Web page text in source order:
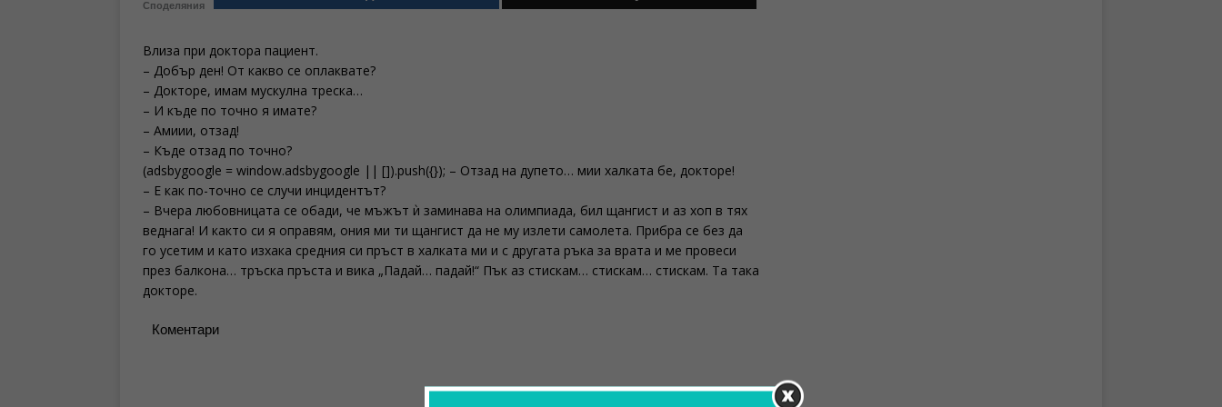
Споделяния
Влиза при доктора пациент.
– Добър ден! От какво се оплаквате?
– Докторе, имам мускулна треска…
– И къде по точно я имате?
– Амиии, отзад!
– Къде отзад по точно?
(adsbygoogle = window.adsbygoogle || []).push({}); – Отзад на дупето… мии халката бе, докторе!
– Е как по-точно се случи инцидентът?
– Вчера любовницата се обади, че мъжът ѝ заминава на олимпиада, бил щангист и аз хоп в тях
веднага! И както си я оправям, ония ми ти щангист да не му излети самолета. Прибра се без да
го усетим и като изхака средния си пръст в халката ми и с другата ръка за врата и ме провеси
през балкона… тръска пръста и вика „Падай… падай!“ Пък аз стискам… стискам… стискам. Та така
докторе.
Коментари